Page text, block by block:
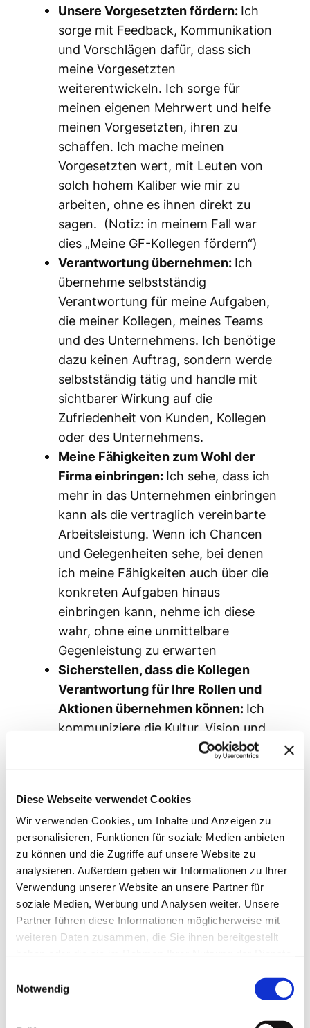
Diese Webseite verwendet Cookies
Wir verwenden Cookies, um Inhalte und Anzeigen zu
personalisieren, Funktionen für soziale Medien anbieten
zu können und die Zugriffe auf unsere Website zu
analysieren. Außerdem geben wir Informationen zu Ihrer
Verwendung unserer Website an unsere Partner für
soziale Medien, Werbung und Analysen weiter. Unsere
Partner führen diese Informationen möglicherweise mit
weiteren Daten zusammen, die Sie ihnen bereitgestellt
Notwendig
Unsere Vorgesetzten fördern: Ich
sorge mit Feedback, Kommunikation
und Vorschlägen dafür, dass sich
meine Vorgesetzten
weiterentwickeln. Ich sorge für
meinen eigenen Mehrwert und helfe
meinen Vorgesetzten, ihren zu
schaffen. Ich mache meinen
Vorgesetzten wert, mit Leuten von
solch hohem Kaliber wie mir zu
arbeiten, ohne es ihnen direkt zu
sagen. (Notiz: in meinem Fall war
dies „Meine GF-Kollegen fördern“)
Verantwortung übernehmen: Ich
übernehme selbstständig
Verantwortung für meine Aufgaben,
die meiner Kollegen, meines Teams
und des Unternehmens. Ich benötige
dazu keinen Auftrag, sondern werde
selbstständig tätig und handle mit
sichtbarer Wirkung auf die
Zufriedenheit von Kunden, Kollegen
oder des Unternehmens.
Meine Fähigkeiten zum Wohl der
Firma einbringen: Ich sehe, dass ich
mehr in das Unternehmen einbringen
kann als die vertraglich vereinbarte
Arbeitsleistung. Wenn ich Chancen
und Gelegenheiten sehe, bei denen
ich meine Fähigkeiten auch über die
konkreten Aufgaben hinaus
einbringen kann, nehme ich diese
wahr, ohne eine unmittelbare
Gegenleistung zu erwarten
Sicherstellen, dass die Kollegen
Verantwortung für Ihre Rollen und
Aktionen übernehmen können: Ich
kommuniziere die Kultur, Vision und
Ziele des Unternehmens und lebe sie
auch. Damit gebe ich den
gemeinsam und eigenverantwortlich
sicher Entscheidungen im Sinne des
Unternehmens zu treffen. Ich stehe
in regelmässiger Kommunikation, so
dass wir zukünftige Probleme
frühzeitig gemeinsam identifizieren
und agieren können.
Getting Things Done: Ich nehme
nicht nur Aufgaben an und sage, dass
ich mich um etwas kümmern werde,
sondern setze es tatsächlich